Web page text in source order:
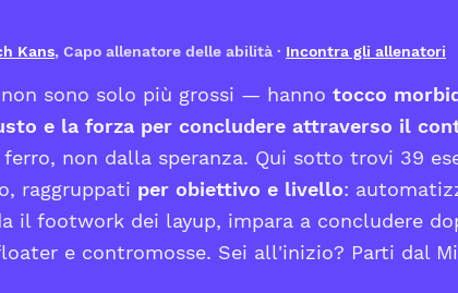
Kans, Capo allenatore delle abilità · Incontra gli allenatori
sono solo più grossi — hanno tocco
e la forza per concludere attraverso il
non dalla speranza. Qui sotto trovi 39
raggruppati per obiettivo e livello:
il footwork dei layup, impara a concludere
e contromosse. Sei all'inizio? Parti dal